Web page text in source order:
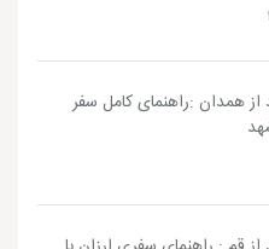
همدان :راهنمای کامل سفر